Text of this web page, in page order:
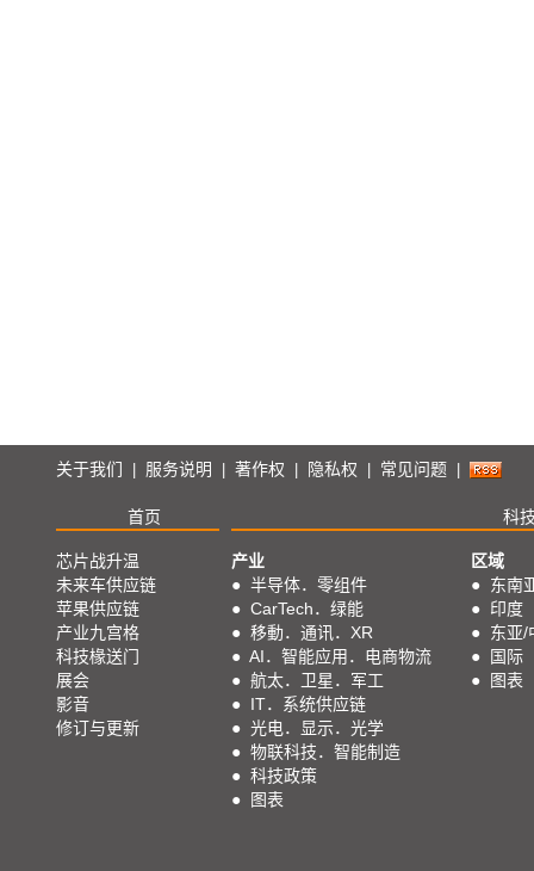
关于我们 服务说明 著作权 隐私权 常见问题
首页 科
芯片战升温
未来车供应链
苹果供应链
产业九宫格
科技椽送门
展会
影音
修订与更新
产业
● 半导体．零组件
● CarTech．绿能
● 移動．通讯．XR
● AI．智能应用．电商物流
● 航太．卫星．军工
● IT．系统供应链
● 光电．显示．光学
● 物联科技．智能制造
● 科技政策
●
图表
区域
● 东南
● 印度
● 东亚/
●
国际
●
图表